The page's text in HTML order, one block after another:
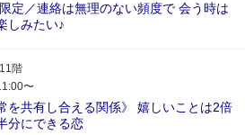
定／連絡は無理のない頻度で 会う時は
しみたい♪
階
〜
を共有し合える関係》 嬉しいことは2倍
分にできる恋